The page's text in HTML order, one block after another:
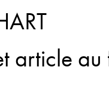
article